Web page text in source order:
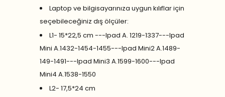
Laptop ve bilgisayarınıza uygun kılıflar için
seçebileceğiniz dış ölçüler:
L1- 15*22,5 cm ---Ipad A. 1219-1337---Ipad
Mini A.1432-1454-1455---Ipad Mini2 A.1489-
149-1491---Ipad Mini3 A.1599-1600---Ipad
Mini4 A.1538-1550
L2- 17,5*24 cm